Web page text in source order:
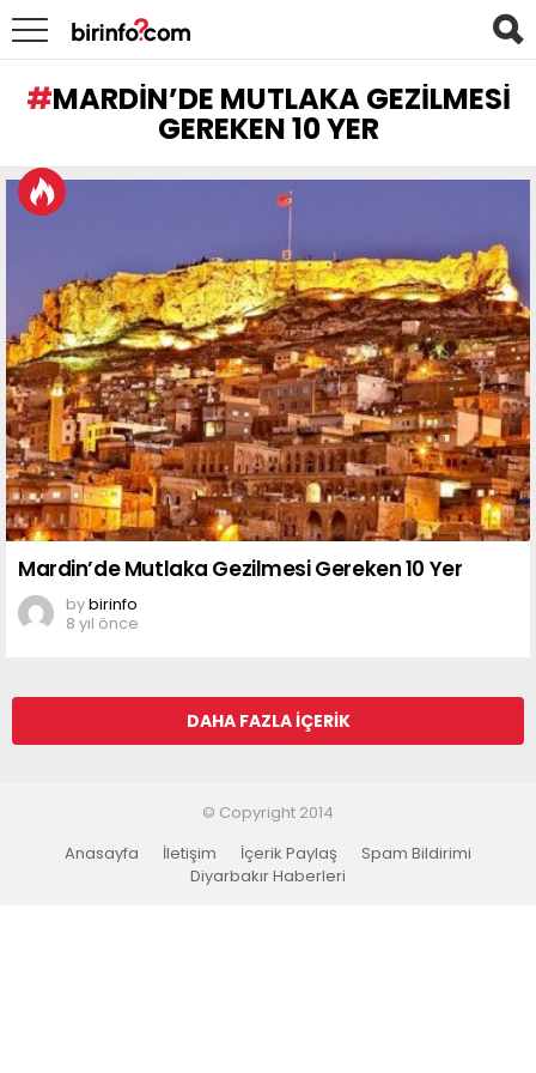
MARDIN’DE MUTLAKA GEZILMESI
GEREKEN 10 YER
LATEST
STORIES
Mardin’de Mutlaka Gezilmesi Gereken 10 Yer
bybirinfo
8 yıl önce
DAHA FAZLA İÇERIK
© Copyright 2014
Anasayfa
İletişim İçerik Paylaş
Spam Bildirimi
Diyarbakır Haberleri